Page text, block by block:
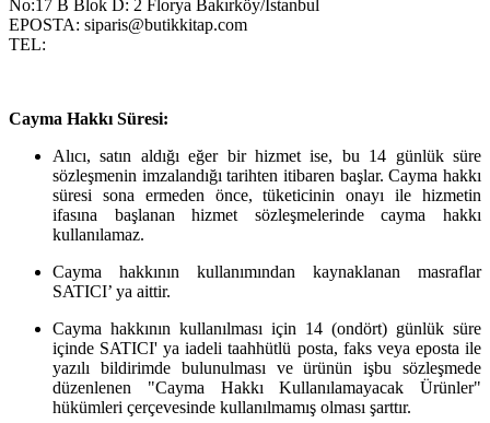
No:17 B Blok D: 2 Florya Bakırköy/İstanbul
EPOSTA: siparis@butikkitap.com
TEL:
Cayma Hakkı Süresi:
Alıcı, satın aldığı eğer bir hizmet ise, bu 14 günlük süre
sözleşmenin imzalandığı tarihten itibaren başlar. Cayma hakkı
süresi sona ermeden önce, tüketicinin onayı ile hizmetin
ifasına başlanan hizmet sözleşmelerinde cayma hakkı
kullanılamaz.
Cayma hakkının kullanımından kaynaklanan masraflar
SATICI’ ya aittir.
Cayma hakkının kullanılması için 14 (ondört) günlük süre
içinde SATICI' ya iadeli taahhütlü posta, faks veya eposta ile
yazılı bildirimde bulunulması ve ürünün işbu sözleşmede
düzenlenen "Cayma Hakkı Kullanılamayacak Ürünler"
hükümleri çerçevesinde kullanılmamış olması şarttır.